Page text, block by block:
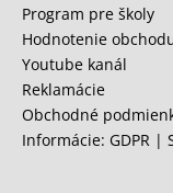
Program pre školy
Hodnotenie
Youtube kanál
Reklamácie
Obchodné
Informácie: GDPR |